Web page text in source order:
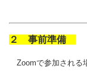
２ 事前準備
Zoomで参加される